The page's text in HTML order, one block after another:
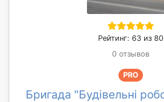
Рейтинг: 63 из 80
0 отзывов
PRO
Бригада "Будівельні